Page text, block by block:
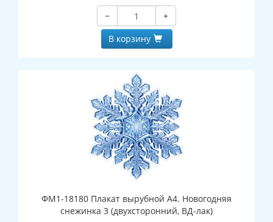
−
+
В корзину
ФМ1-18180 Плакат вырубной А4. Новогодняя
снежинка 3 (двухсторонний, ВД-лак)